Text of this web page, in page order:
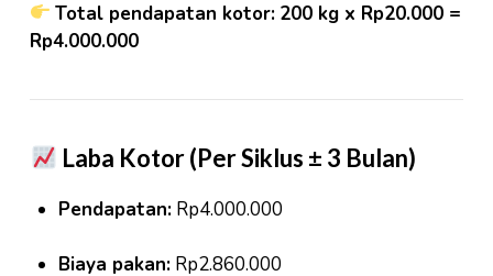
Total pendapatan kotor: 200 kg x Rp20.000 =
Rp4.000.000
Laba Kotor (Per Siklus ± 3 Bulan)
Pendapatan:Rp4.000.000
Biaya pakan:Rp2.860.000